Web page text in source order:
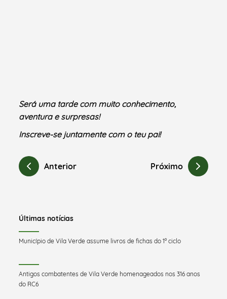
Será uma tarde com muito conhecimento,
aventura e surpresas!
Inscreve-se juntamente com o teu pai!
Anterior Próximo
Últimas notícias
Município de Vila Verde assume livros de fichas do 1º ciclo
Antigos combatentes de Vila Verde homenageados nos 316 anos
do RC6